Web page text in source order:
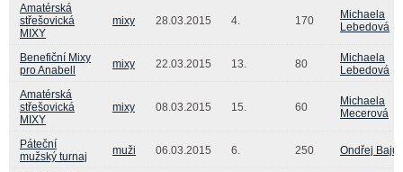
Amatérská
střešovická
MIXY
mixy 28.03.2015 4. 170
Michaela
Lebedová
Benefiční Mixy
pro Anabell
mixy 22.03.2015 13. 80
Michaela
Lebedová
Amatérská
střešovická
MIXY
mixy 08.03.2015 15. 60
Michaela
Mecerová
Páteční
mužský turnaj
muži 06.03.2015 6. 250 Ondřej